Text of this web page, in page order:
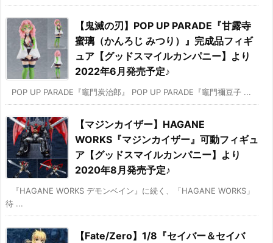
【鬼滅の刃】POP UP PARADE『甘露寺
蜜璃（かんろじ みつり）』完成品フィギ
ュア【グッドスマイルカンパニー】より
2022年6月発売予定♪
POP UP PARADE『竈門炭治郎』 POP UP PARADE『竈門禰豆子 ...
【マジンカイザー】HAGANE
WORKS『マジンカイザー』可動フィギュ
ア【グッドスマイルカンパニー】より
2020年8月発売予定♪
『HAGANE WORKS デモンベイン』に続く、「HAGANE WORKS」
待 ...
【Fate/Zero】1/8『セイバー＆セイバ